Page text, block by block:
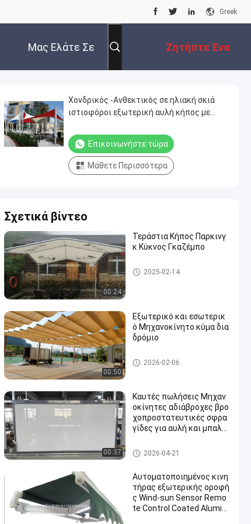
Greek
Μας Ελάτε Σε
Επαφή Με
Ζητήστε Ένα
Απόσπασμα
Χονδρικός -Ανθεκτικός σε ηλιακή σκιά
ιστιοφόροι εξωτερική αυλή κήπος με
Επικοινωνήστε τώρα
Μάθετε Περισσότερα
Σχετικά βίντεο
00:24
Τεράστια Κήπος Παρκινγ
κ Κύκνος Γκαζέμπο
Πανί σκιάς ήλιων
2025-02-14
00:50
Εξωτερικό και εσωτερικ
ό Μηχανοκίνητο κύμα δια
δρόμιο
Πανί σκιάς ήλιων
2026-02-06
00:37
Καυτές πωλήσεις Μηχαν
οκίνητες αδιάβροχες βρο
χοπροστατευτικές σφρα
γίδες για αυλή και μπαλκ
Συσκευές τυφλών τροχών
2026-04-21
Αυτοματοποιημένος κινη
τήρας εξωτερικής οροφή
ς Wind-sun Sensor Remo
te Control Coated Alumin